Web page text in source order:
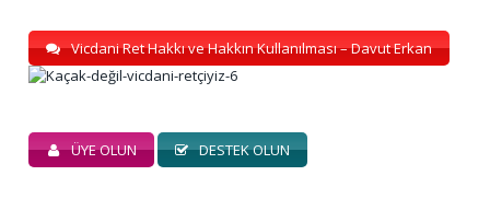
Vicdani Ret Hakkı ve Hakkın Kullanılması – Davut Erkan
ÜYE OLUN DESTEK OLUN